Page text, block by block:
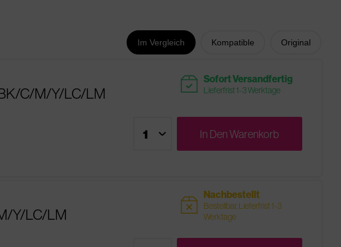
Im Vergleich Kompatible Original
C/M/Y/LC/LM readytoship Sofort Versandfertig
Lieferfrist 1-3 Werktage
In DenWarenkorb
Y/LC/LM sold Nachbestellt
Bestellbar, Lieferfrist 1-3
Werktage